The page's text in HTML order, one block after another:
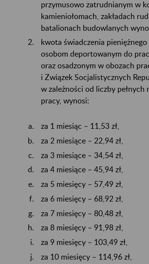
przymusowo zatrudnianym w
kamieniołomach, zakładach
batalionach budowlanych
kwota świadczenia pieniężnego
osobom deportowanym do
oraz osadzonym w obozach
i Związek Socjalistycznych
w zależności od liczby pełnych
pracy, wynosi:
za 1 miesiąc – 11,53 zł,
za 2 miesiące – 22,94 zł,
za 3 miesiące – 34,54 zł,
za 4 miesiące – 45,94 zł,
za 5 miesięcy – 57,49 zł,
za 6 miesięcy – 68,92 zł,
za 7 miesięcy – 80,48 zł,
za 8 miesięcy – 91,98 zł,
za 9 miesięcy – 103,49 zł,
za 10 miesięcy – 114,96 zł,